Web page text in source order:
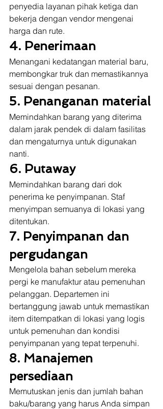
penyedia layanan pihak ketiga dan
bekerja dengan vendor mengenai
harga dan rute.
4. Penerimaan
Menangani kedatangan material baru,
membongkar truk dan memastikannya
sesuai dengan pesanan.
5. Penanganan material
Memindahkan barang yang diterima
dalam jarak pendek di dalam fasilitas
dan mengaturnya untuk digunakan
nanti.
6. Putaway
Memindahkan barang dari dok
penerima ke penyimpanan. Staf
menyimpan semuanya di lokasi yang
ditentukan.
7. Penyimpanan dan
pergudangan
Mengelola bahan sebelum mereka
pergi ke manufaktur atau pemenuhan
pelanggan. Departemen ini
bertanggung jawab untuk memastikan
item ditempatkan di lokasi yang logis
untuk pemenuhan dan kondisi
penyimpanan yang tepat terpenuhi.
8. Manajemen
persediaan
Memutuskan jenis dan jumlah bahan
baku/barang yang harus Anda simpan